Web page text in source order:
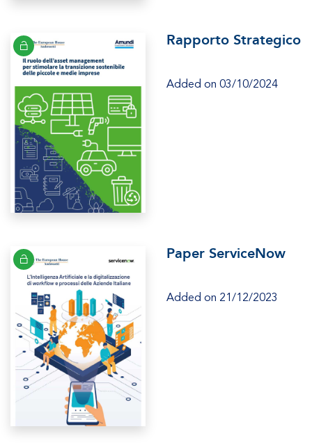
Rapporto Strategico
Added on 03/10/2024
Paper ServiceNow
Added on 21/12/2023